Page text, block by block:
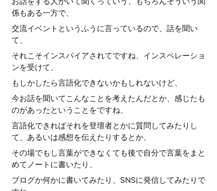
係もある一方で、
交流イベントというふうに言っているので、話を聞い
て、
それこそインスパイアされてですね、インスペレーショ
ンを受けて、
もしかしたら言語化できないかもしれないけど、
今お話を聞いてこんなことを考えたんだとか、感じたも
のがあったということをですね、
言語化できればそれを登壇者とかに質問してみたりし
て、あるいは感想を伝えたりするとか、
その場でもし言葉ができなくても後で自分で言葉をまと
めてノートに書いたり、
ブログか何かに書いてみたり、SNSに発信してみたりで